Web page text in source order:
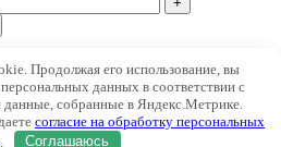
Продолжая его использование, вы
данных в соответствии с
собранные в Яндекс.Метрике.
согласие на обработку персональных
Соглашаюсь